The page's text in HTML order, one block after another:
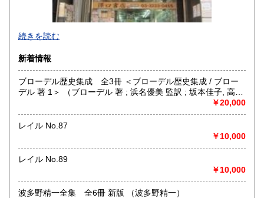
最寄駅：神保町駅
営業時間：11:00〜18:00
定休日：年中無休 ※年末年始(12/31～1/2)は除く
日本全国無料出張買取りお引き受けいたします。
まずは、フリーダイヤル 0120-68-2332 までご連絡下さ
い。
総記、哲学宗教、歴史、社会科学、自然科学、美術工芸、国
続きを読む
新着情報
ブローデル歴史集成 全3冊 ＜ブローデル歴史集成 / ブロー
デル 著 1＞ （ブローデル 著 ; 浜名優美 監訳 ; 坂本佳子, 高塚
￥20,000
レイル No.87
￥10,000
レイル No.89
￥10,000
波多野精一全集 全6冊 新版 （波多野精一）